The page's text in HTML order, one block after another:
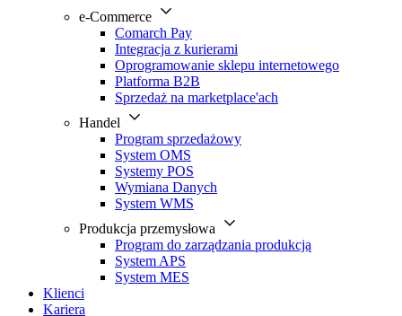
e-Commerce
Comarch Pay
Integracja z kurierami
Oprogramowanie sklepu internetowego
Platforma B2B
Sprzedaż na marketplace'ach
Handel
Program sprzedażowy
System OMS
Systemy POS
Wymiana Danych
System WMS
Produkcja przemysłowa
Program do zarządzania produkcją
System APS
System MES
Klienci
Kariera